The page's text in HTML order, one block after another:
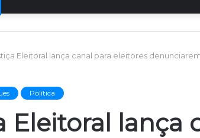
Eleitoral lança canal para eleitores
Política
Eleitoral lança